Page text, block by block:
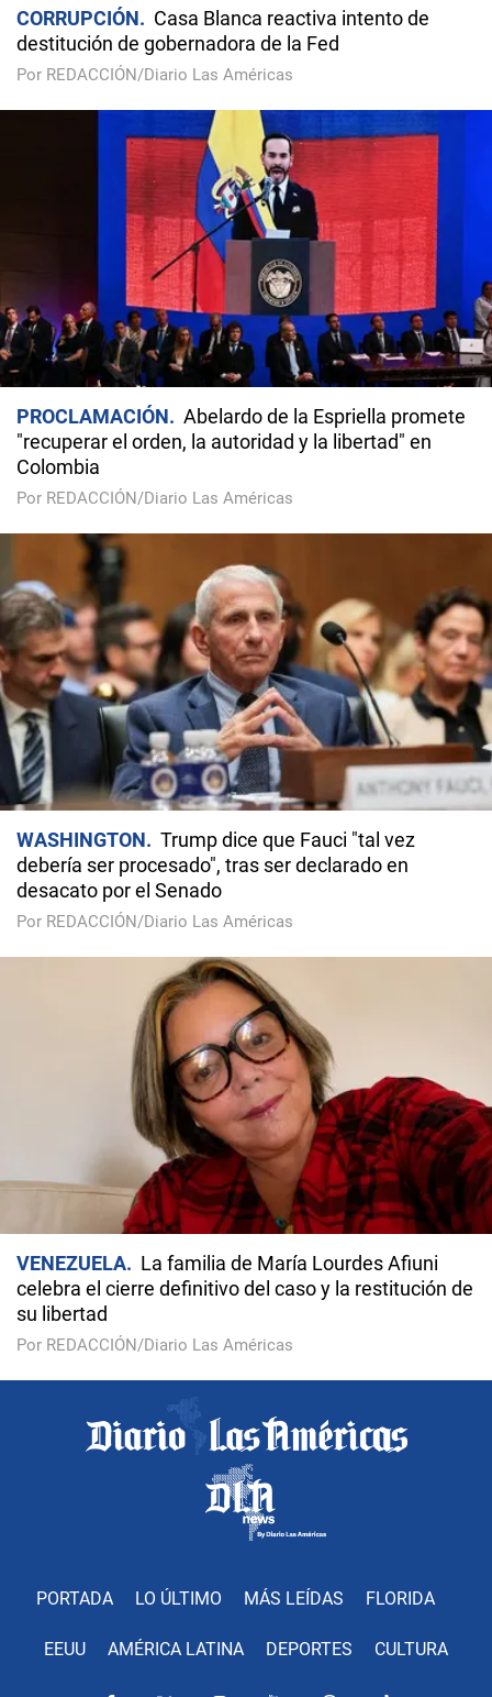
CORRUPCIÓN
Casa Blanca reactiva intento de
destitución de gobernadora de la Fed
Por REDACCIÓN/Diario Las Américas
PROCLAMACIÓN
Abelardo de la Espriella promete
"recuperar el orden, la autoridad y la libertad" en
Colombia
Por REDACCIÓN/Diario Las Américas
WASHINGTON
Trump dice que Fauci "tal vez
debería ser procesado", tras ser declarado en
desacato por el Senado
Por REDACCIÓN/Diario Las Américas
VENEZUELA
La familia de María Lourdes Afiuni
celebra el cierre definitivo del caso y la restitución de
su libertad
Por REDACCIÓN/Diario Las Américas
PORTADA LO ÚLTIMO MÁS LEÍDAS FLORIDA
EEUU AMÉRICA LATINA DEPORTES CULTURA